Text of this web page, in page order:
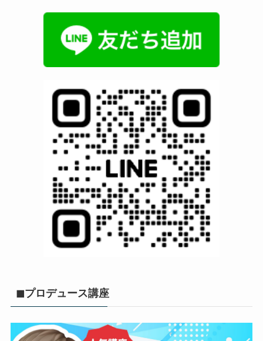
◼︎プロデュース講座